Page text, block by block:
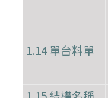
1.14 單台料單